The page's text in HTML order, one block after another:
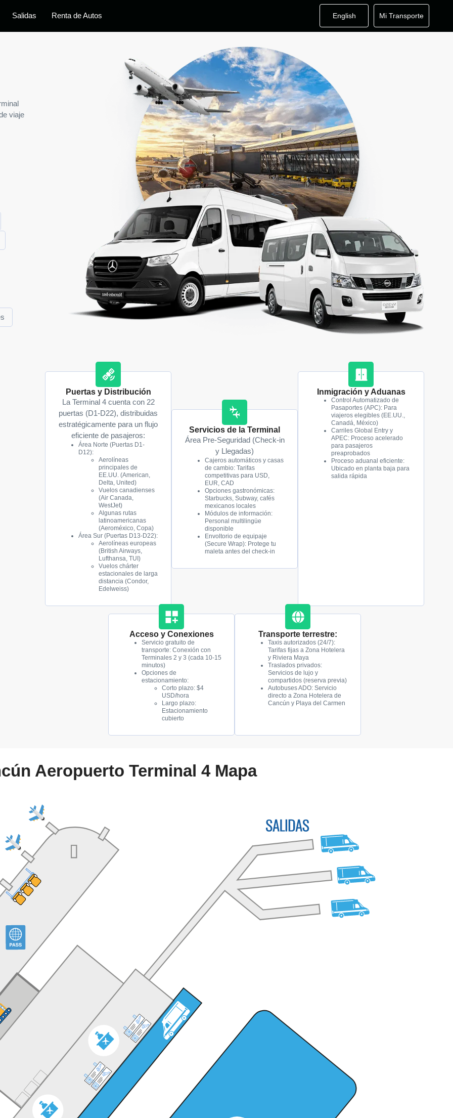
Salidas Renta de Autos English Mi Transporte
viaje
Puertas y Distribución
La Terminal 4 cuenta con 22
puertas (D1-D22), distribuidas
estratégicamente para un flujo
eficiente de pasajeros:
Área Norte (Puertas D1-
D12):
Aerolíneas
principales de
EE.UU. (American,
Delta, United)
Vuelos canadienses
(Air Canada,
WestJet)
Algunas rutas
latinoamericanas
(Aeroméxico, Copa)
Área Sur (Puertas D13-D22):
Aerolíneas europeas
(British Airways,
Lufthansa, TUI)
Vuelos chárter
estacionales de larga
distancia (Condor,
Edelweiss)
Servicios de la Terminal
Área Pre-Seguridad (Check-in
y Llegadas)
Cajeros automáticos y casas
de cambio: Tarifas
competitivas para USD,
EUR, CAD
Opciones gastronómicas:
Starbucks, Subway, cafés
mexicanos locales
Módulos de información:
Personal multilingüe
disponible
Envoltorio de equipaje
(Secure Wrap): Protege tu
maleta antes del check-in
Inmigración y Aduanas
Control Automatizado de
Pasaportes (APC): Para
viajeros elegibles (EE.UU.,
Canadá, México)
Carriles Global Entry y
APEC: Proceso acelerado
para pasajeros
preaprobados
Proceso aduanal eficiente:
Ubicado en planta baja para
salida rápida
Acceso y Conexiones
Servicio gratuito de
transporte: Conexión con
Terminales 2 y 3 (cada 10-15
minutos)
Opciones de
estacionamiento:
Corto plazo: $4
USD/hora
Largo plazo:
Estacionamiento
cubierto
Transporte terrestre:
Taxis autorizados (24/7):
Tarifas fijas a Zona Hotelera
y Riviera Maya
Traslados privados:
Servicios de lujo y
compartidos (reserva previa)
Autobuses ADO: Servicio
directo a Zona Hotelera de
Cancún y Playa del Carmen
Aeropuerto Terminal 4 Mapa